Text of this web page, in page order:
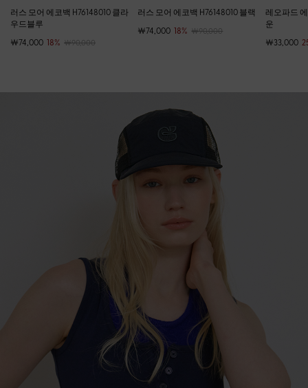
러스 모어 에코백 H76148010 클라
우드블루
￦74,000 18% ￦90,000
러스 모어 에코백 H76148010 블랙
￦74,000 18% ￦90,000
레오파드
운
￦33,000